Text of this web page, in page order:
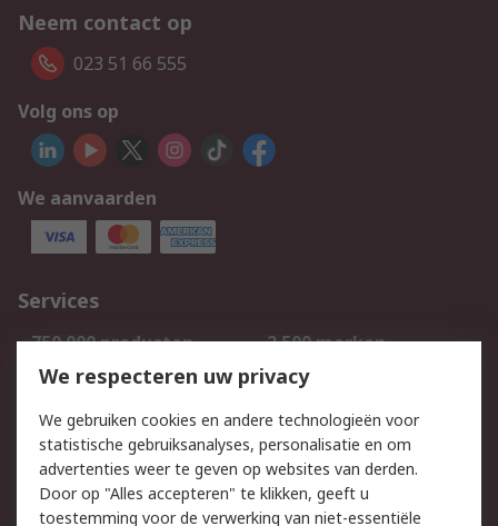
Neem contact op
023 51 66 555
Volg ons op
We aanvaarden
Services
750.000 producten
2.500 merken
Bestellen
Inkoopoplossingen
Track & Trace
Wettelijk
We respecteren uw privacy
We gebruiken cookies en andere technologieën voor
statistische gebruiksanalyses, personalisatie en om
advertenties weer te geven op websites van derden.
Door op "Alles accepteren" te klikken, geeft u
toestemming voor de verwerking van niet-essentiële